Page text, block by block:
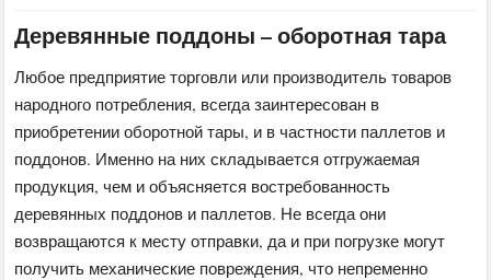
Деревянные поддоны – оборотная тара
Любое предприятие торговли или производитель товаров
народного потребления, всегда заинтересован в
приобретении оборотной тары, и в частности паллетов и
поддонов. Именно на них складывается отгружаемая
продукция, чем и объясняется востребованность
деревянных поддонов и паллетов. Не всегда они
возвращаются к месту отправки, да и при погрузке могут
получить механические повреждения, что непременно